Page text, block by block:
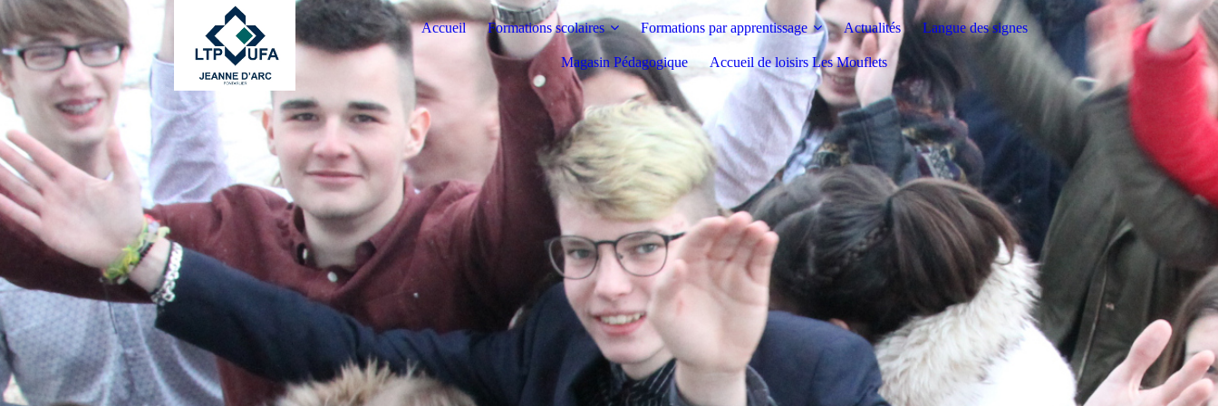
Accueil Formations scolaires Formations par apprentissage Actualités Langue des signes
Magasin Pédagogique Accueil de loisirs Les Mouflets